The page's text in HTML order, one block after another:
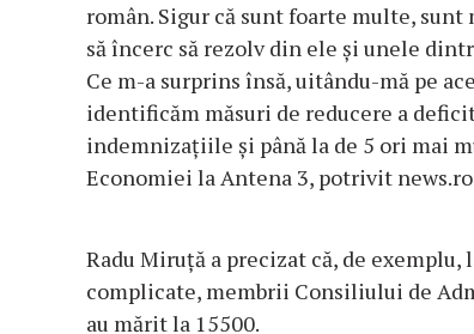
român. Sigur că sunt foarte multe,
să încerc să rezolv din ele şi unele
Ce m-a surprins însă, uitându-mă pe
identificăm măsuri de reducere a
indemnizaţiile şi până la de 5 ori mai
Economiei la Antena 3, potrivit
Radu Miruţă a precizat că, de
complicate, membrii Consiliului de
au mărit la 15500.